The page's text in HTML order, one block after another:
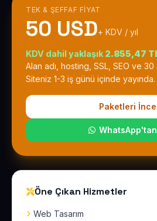
TEK & ŞEFFAF FIYAT
50 USD+ KDV / yıl
KDV dahil yaklaşık 2.855,47
Alan adı, hosting, SSL, SEO ve
Siteniz 1-3 iş günü içinde yayında.
Paketleri
Öne Çıkan Hizmetler
Web Tasarım